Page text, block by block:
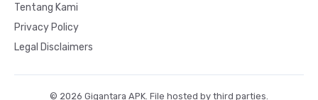
Tentang Kami
Privacy Policy
Legal Disclaimers
© 2026 Gigantara APK. File hosted by third parties.